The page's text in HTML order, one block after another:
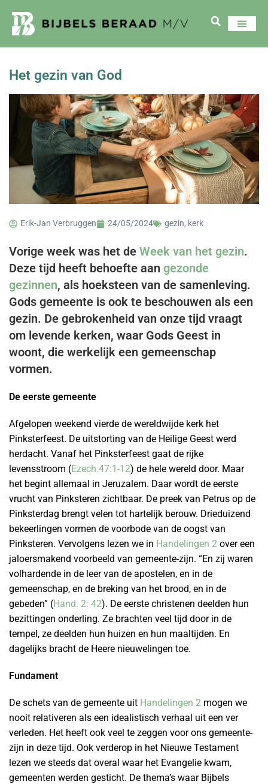
Het gezin van God
Erik-Jan Verbruggen 24/05/2024 gezin, kerk
Vorige week was het de Week van het gezin.
Deze tijd heeft behoefte aan gezonde
gezinnen, als hoeksteen van de samenleving.
Gods gemeente is ook te beschouwen als een
gezin. De gebrokenheid van onze tijd vraagt
om levende kerken, waar Gods Geest in
woont, die werkelijk een gemeenschap
vormen.
De eerste gemeente
Afgelopen weekend vierde de wereldwijde kerk het
Pinksterfeest. De uitstorting van de Heilige Geest werd
herdacht. Vanaf het Pinksterfeest gaat de rijke
levensstroom (Ezech.47:1-12) de hele wereld door. Maar
het begint allemaal in Jeruzalem. Daar wordt de eerste
vrucht van Pinksteren zichtbaar. De preek van Petrus op de
Pinksterdag brengt velen tot hartelijk berouw. Drieduizend
bekeerlingen vormen de voorbode van de oogst van
Pinksteren. Vervolgens lezen we in Handelingen 2 over een
jaloersmakend voorbeeld van gemeente-zijn. “En zij waren
volhardende in de leer van de apostelen, en in de
gemeenschap, en de breking van het brood, en in de
gebeden” (Hand. 2: 42). De eerste christenen deelden hun
bezittingen onderling. Ze brachten veel tijd door in de
tempel, ze deelden hun huizen en hun maaltijden. En
dagelijks bracht de Heere nieuwelingen toe.
Fundament
De schets van de gemeente uit Handelingen 2 mogen we
nooit relativeren als een idealistisch verhaal uit een ver
verleden. Het heeft ook veel te zeggen voor ons gemeente-
zijn in deze tijd. Ook verderop in het Nieuwe Testament
lezen we steeds dat overal waar het Evangelie kwam,
gemeenten werden gesticht. De thema’s waar Bijbels